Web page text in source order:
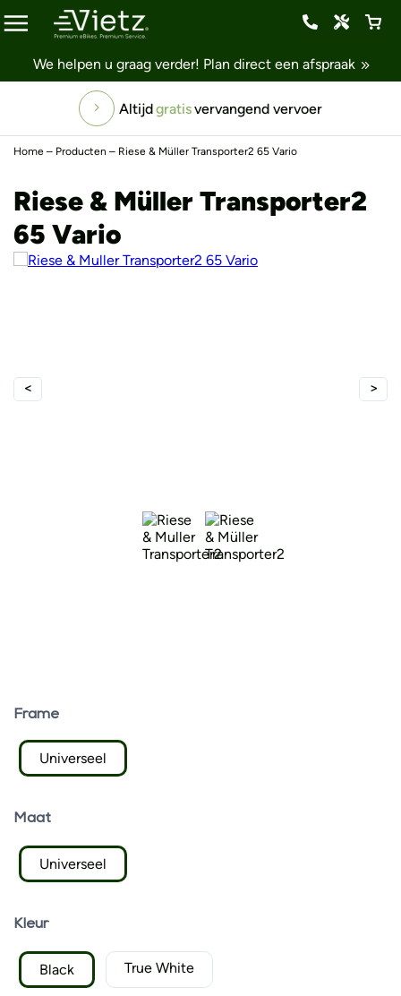
We helpen u graag verder! Plan direct een afspraak
Altijdgratisvervangend vervoer
Home – Producten – Riese & Müller Transporter2 65 Vario
Riese & Müller Transporter2
65 Vario
Frame
Universeel
Maat
Universeel
Kleur
Black True White